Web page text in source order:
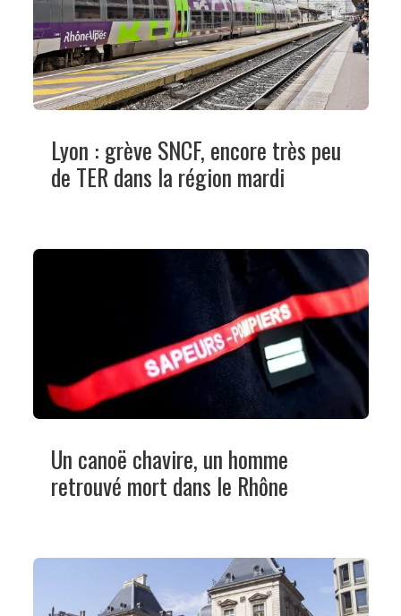
Lyon : grève SNCF, encore très peu
de TER dans la région mardi
Un canoë chavire, un homme
retrouvé mort dans le Rhône